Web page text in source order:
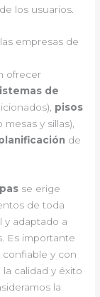
los usuarios.
empresas de
ofrecer
de
pisos
mesas y sillas),
de
se erige
de toda
y adaptado a
Es importante
y con
calidad y éxito
la